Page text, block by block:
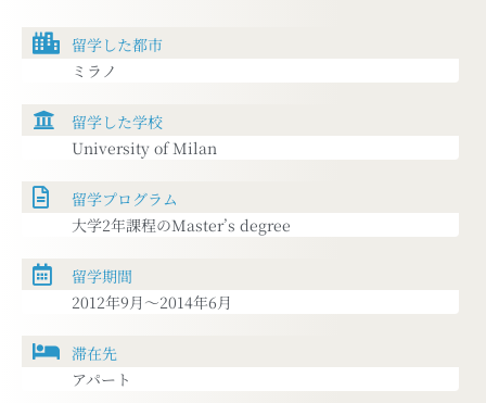
ミラノ
University of Milan
大学2年課程のMaster’s degree
2012年9月〜2014年6月
アパート